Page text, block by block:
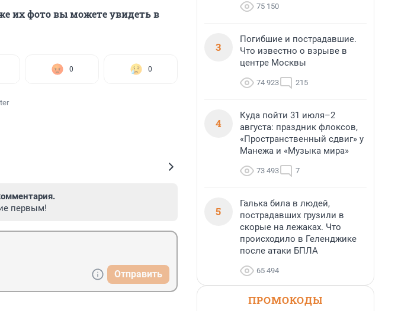
их фото вы можете увидеть в
0 0
первым!
Отправить
75 150
3
Погибшие и пострадавшие.
Что известно о взрыве в
центре Москвы
74 923 215
4
Куда пойти 31 июля–2
августа: праздник флоксов,
«Пространственный сдвиг» у
Манежа и «Музыка мира»
73 493 7
5
Галька била в людей,
пострадавших грузили в
скорые на лежаках. Что
происходило в Геленджике
после атаки БПЛА
65 494
ПРОМОКОДЫ